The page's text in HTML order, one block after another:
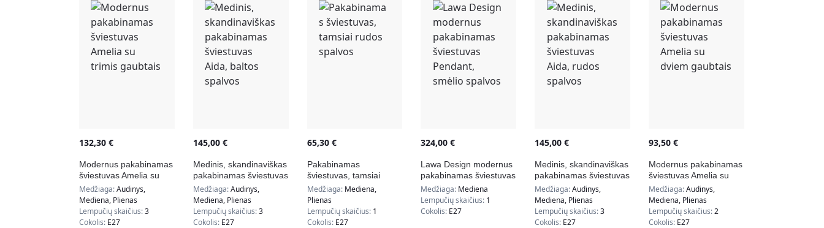
132,30 €
Modernus pakabinamas
šviestuvas Amelia su
trimis gaubtais
Medžiaga:Audinys,
Mediena, Plienas
Lempučių skaičius:3
Cokolis: E27
145,00 €
Medinis, skandinaviškas
pakabinamas šviestuvas
Aida, baltos spalvos
Medžiaga:Audinys,
Mediena, Plienas
Lempučių skaičius:3
Cokolis: E27
65,30 €
Pakabinamas
šviestuvas, tamsiai
rudos spalvos
Medžiaga: Mediena,
Plienas
Lempučių skaičius: 1
Cokolis: E27
324,00€
Lawa Design modernus
pakabinamas šviestuvas
Pendant, smėlio spalvos
Medžiaga: Mediena
Lempučių skaičius: 1
Cokolis: E27
145,00€
Medinis, skandinaviškas
pakabinamas šviestuvas
Aida, rudos spalvos
Medžiaga:Audinys,
Mediena, Plienas
Lempučių skaičius:3
Cokolis: E27
93,50 €
Modernus pakabinamas
šviestuvas Amelia su
dviem gaubtais
Medžiaga:Audinys,
Mediena, Plienas
Lempučių skaičius:2
Cokolis: E27